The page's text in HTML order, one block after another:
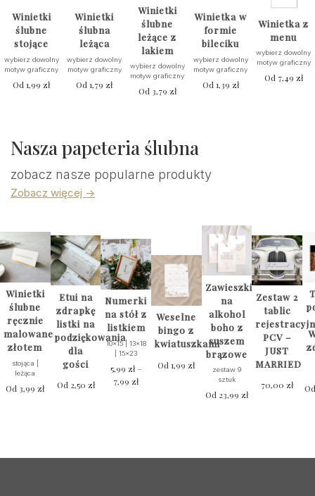
Winietki
ślubne
stojące
wybierz dowolny
motyw graficzny
Od1,99zł
Winietki
ślubna
leżąca
wybierz dowolny
motyw graficzny
Od1,79zł
Winietki
ślubne
leżące z
lakiem
wybierz dowolny
motyw graficzny
Od 3,79 zł
Winietka w
formie
bileciku
wybierz dowolny
motyw graficzny
Od 1,39 zł
Winietka z
menu
wybierz dowolny
motyw graficzny
Od 7,49 zł
Nasza papeteria ślubna
zobacz nasze popularne produkty
Zobacz więcej ->
Winietki
ślubne
ręcznie
malowane
złotem
stojąca |
leżąca
Od 3,99zł
Etui na
zdrapkę
listki na
podziękowania
dla
gości
Od 2,50 zł
Numerki
na stół z
listkiem
10x15 | 13x18
| 15x23
5,99 zł –
7,99złZakres
wariantów.
Weselne
bingo z
kwiatuszkami
Od1,99zł
Zawieszki
na
alkohol
boho z
suszem
brązowe
zestaw 9
sztuk
Od 23,99zł
Zestaw 2
tablic
PCV –
JUST
MARRIED
70,00zł